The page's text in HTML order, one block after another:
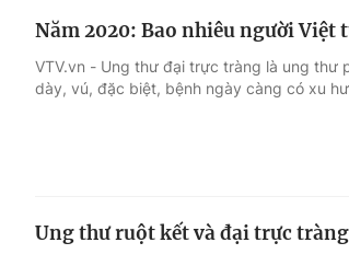
Năm 2020: Bao nhiêu người
VTV.vn - Ung thư đại trực tràng là ung thư
dày, vú, đặc biệt, bệnh ngày càng có xu
Ung thư ruột kết và đại trực